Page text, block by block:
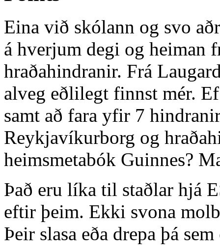
Eina við skólann og svo
á hverjum degi og heiman
hraðahindranir. Frá
alveg eðlilegt finnst mér.
samt að fara yfir 7
Reykjavíkurborg og
heimsmetabók Guinnes?
Það eru líka til staðlar hjá
eftir þeim. Ekki svona
Þeir slasa eða drepa þá